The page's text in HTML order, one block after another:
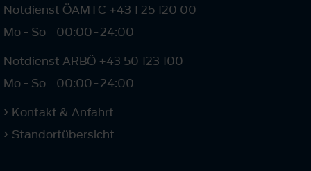
Notdienst ÖAMTC +43 1 25 120 00
Mo - So
00:00-24:00
Notdienst ARBÖ +43 50 123 100
Mo - So
00:00-24:00
Kontakt & Anfahrt
Standortübersicht